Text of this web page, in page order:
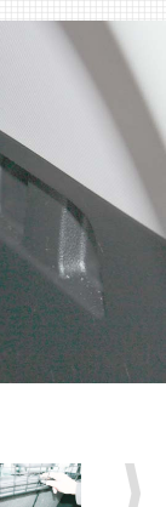
Next